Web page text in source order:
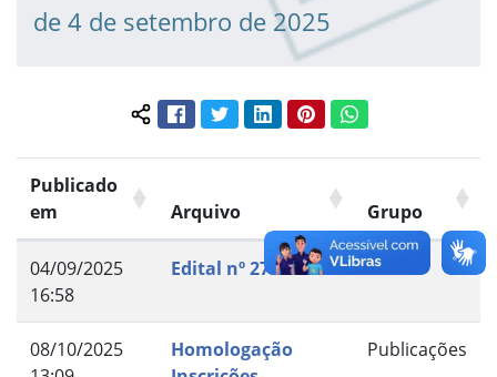
de 4 de setembro de 2025
Compartilhar conteúdo:
FacebookTwitterLinkedInPinterestWhatsApp
Publicado
em
Arquivo Grupo
04/09/2025
16:58
Edital nº 27/2025 Edital
08/10/2025
Homologação
Publicações